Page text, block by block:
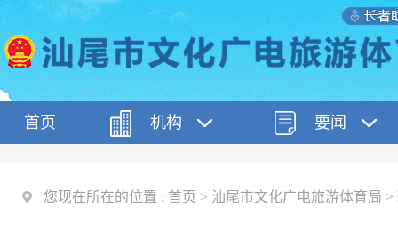
首页 机构 要闻
您现在所在的位置 : 首页 > 汕尾市文化广电旅游体育局 >